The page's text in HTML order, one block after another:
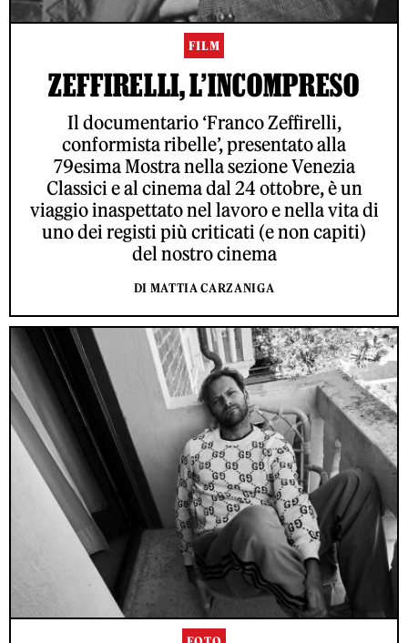
FILM
ZEFFIRELLI, L’INCOMPRESO
Il documentario ‘Franco Zeffirelli,
conformista ribelle’, presentato alla
79esima Mostra nella sezione Venezia
Classici e al cinema dal 24 ottobre, è un
viaggio inaspettato nel lavoro e nella vita di
uno dei registi più criticati (e non capiti)
del nostro cinema
DI MATTIA CARZANIGA